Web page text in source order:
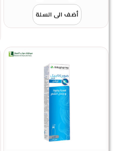
أضف الى السلة